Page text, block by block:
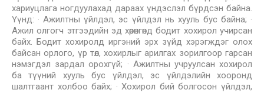
хариуцлага ногдуулахад дараах үндэслэл бүрдсэн байна.
Үүнд: · Ажилтны үйлдэл, эс үйлдэл нь хууль бус байна; ·
Ажил олгогч этгээдийн эд хөрөнгөнд бодит хохирол учирсан
байх. Бодит хохиролд иргэний эрх зүйд хэрэгждэг олох
байсан орлого, үр төл, хохирлыг арилгах зорилгоор гарсан
нэмэгдэл зардал орохгүй; · Ажилтны учруулсан хохирол
ба түүний хууль бус үйлдэл, эс үйлдэлийн хооронд
шалтгаант холбоо байх; · Хохирол бий болгосон үйлдэл,